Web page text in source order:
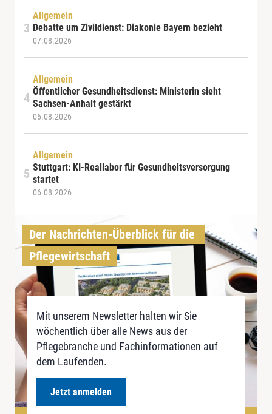
Allgemein
Debatte um Zivildienst: Diakonie Bayern bezieht
07.08.2026
Allgemein
Öffentlicher Gesundheitsdienst: Ministerin sieht
Sachsen-Anhalt gestärkt
06.08.2026
Allgemein
Stuttgart: KI-Reallabor für Gesundheitsversorgung
startet
06.08.2026
Der Nachrichten-Überblick für die
Pflegewirtschaft
Mit unserem Newsletter halten wir Sie
wöchentlich über alle News aus der
Pflegebranche und Fachinformationen auf
dem Laufenden.
Jetzt anmelden